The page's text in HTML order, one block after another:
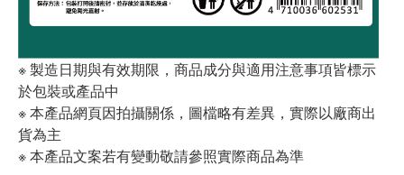
※ 製造日期與有效期限，商品成分與適用注意事項皆標示
於包裝或產品中
※ 本產品網頁因拍攝關係，圖檔略有差異，實際以廠商出
貨為主
※ 本產品文案若有變動敬請參照實際商品為準